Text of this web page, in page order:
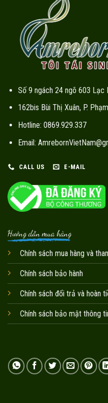
Số 9 ngách 24 ngõ 603 Lạc
162bis Bùi Thị Xuân, P.
Hotline: 0869.929.337
Email:
CALL US E-MAIL
Hướng dẫn mua hàng
Chính sách mua hàng và
Chính sách bảo hành
Chính sách đổi trả và hoàn
Chính sách bảo mật thông